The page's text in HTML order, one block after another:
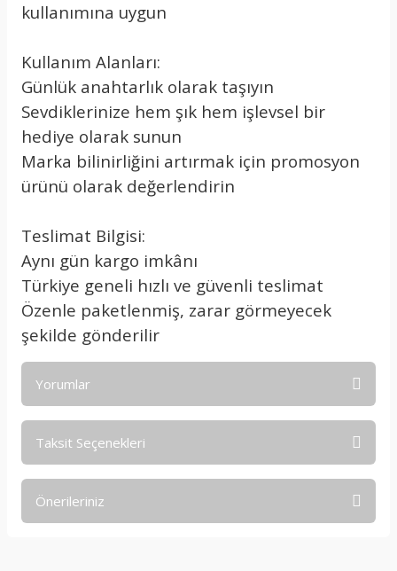
kullanımına uygun
Kullanım Alanları:
Günlük anahtarlık olarak taşıyın
Sevdiklerinize hem şık hem işlevsel bir
hediye olarak sunun
Marka bilinirliğini artırmak için promosyon
ürünü olarak değerlendirin
Teslimat Bilgisi:
Aynı gün kargo imkânı
Türkiye geneli hızlı ve güvenli teslimat
Özenle paketlenmiş, zarar görmeyecek
şekilde gönderilir
Yorumlar
Taksit Seçenekleri
Önerileriniz